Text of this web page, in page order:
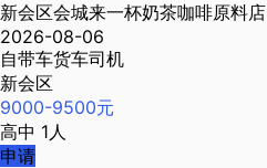
新会区会城来一杯奶茶咖啡原料店
2026-08-06
自带车货车司机
新会区
9000-9500元
高中 1人
申请